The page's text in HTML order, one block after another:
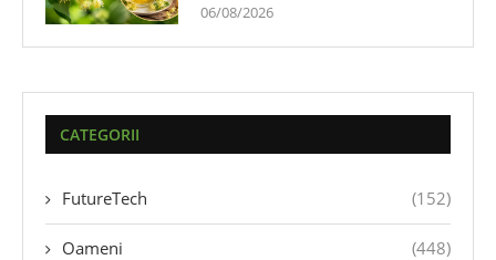
06/08/2026
CATEGORII
FutureTech (152)
Oameni (448)